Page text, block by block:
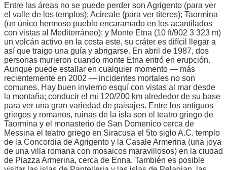
Entre las áreas no se puede perder son Agrigento (para ver
el valle de los templos); Acireale (para ver títeres); Taormina
(un único hermoso pueblo encaramado en los acantilados
con vistas al Mediterráneo); y Monte Etna (10 ft/902 3 323 m)
un volcán activo en la costa este, su cráter es difícil llegar a
así que traigo una guía y abrigarse. En abril de 1987, dos
personas murieron cuando monte Etna entró en erupción.
Aunque puede estallar en cualquier momento — más
recientemente en 2002 — incidentes mortales no son
comunes. Hay buen invierno esquí con vistas al mar desde
la montaña; conducir el mi 120/200 km alrededor de su base
para ver una gran variedad de paisajes. Entre los antiguos
griegos y romanos, ruinas de la isla son el teatro griego de
Taormina y el monasterio de San Domenico cerca de
Messina el teatro griego en Siracusa el 5to siglo A.C. templo
de la Concordia de Agrigento y la Casale Armerina (una joya
de una villa romana con mosaicos maravillosos) en la ciudad
de Piazza Armerina, cerca de Enna. También es posible